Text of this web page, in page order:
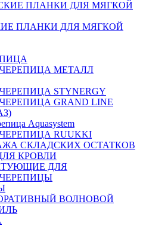
ПЛАНКИ ДЛЯ МЯГКОЙ
МЕТАЛЛ
STYNERGY
GRAND LINE
Aquasystem
RUUKKI
СКЛАДСКИХ ОСТАТКОВ
КРОВЛИ
ДЛЯ
ВОЛНОВОЙ